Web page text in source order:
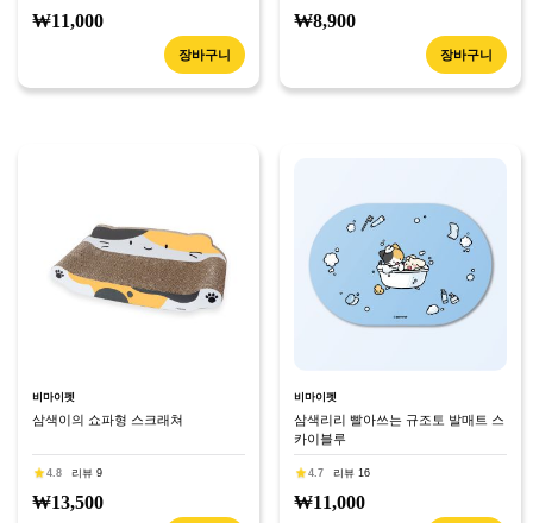
₩11,000
장바구니
₩8,900
장바구니
비마이펫
삼색이의 쇼파형 스크래쳐
4.8 리뷰 9
₩13,500
비마이펫
삼색리리 빨아쓰는 규조토 발매트 스
카이블루
4.7 리뷰 16
₩11,000